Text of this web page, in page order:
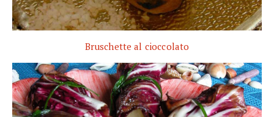
Bruschette al cioccolato